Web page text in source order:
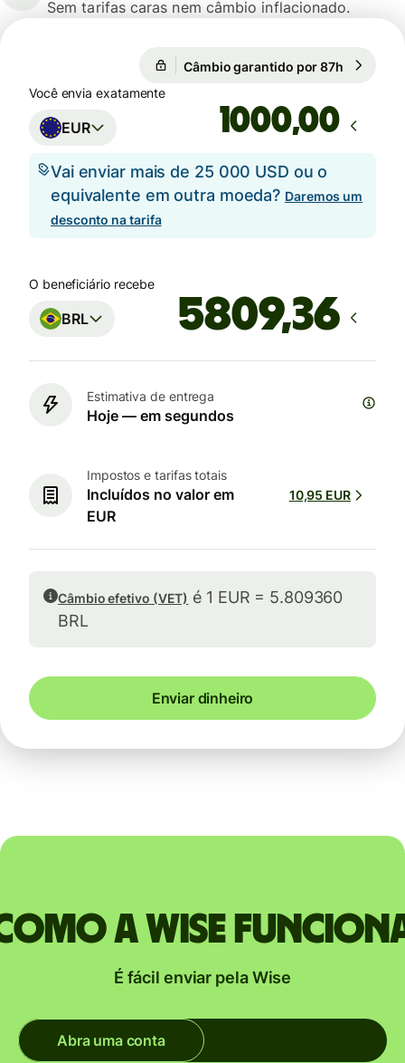
Sem tarifas caras nem câmbio inflacionado.
Câmbio garantido por 87h
Você envia exatamente
EUR ,00
Vai enviar mais de 25 000 USD ou o
equivalente em outra moeda? Daremos um
desconto na tarifa
O beneficiário recebe
BRL
Estimativa de entrega
Hoje — em segundos
Impostos e tarifas totais
Incluídos no valor em
EUR
10,95 EUR
Câmbio efetivo (VET) é 1 EUR = 5.809360
BRL
Enviar dinheiro
a Wise
É fácil enviar pela Wise
Abra uma conta